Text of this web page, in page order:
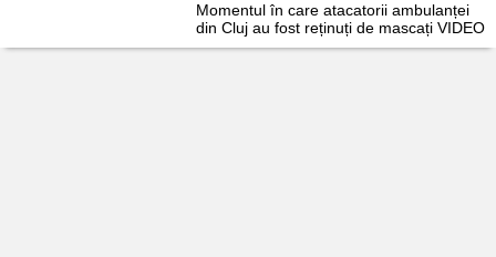
Momentul în care atacatorii ambulanței
din Cluj au fost reținuți de mascați VIDEO